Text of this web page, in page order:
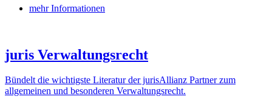
mehr Informationen
juris Verwaltungsrecht
Bündelt die wichtigste Literatur der jurisAllianz Partner zum
allgemeinen und besonderen Verwaltungsrecht.